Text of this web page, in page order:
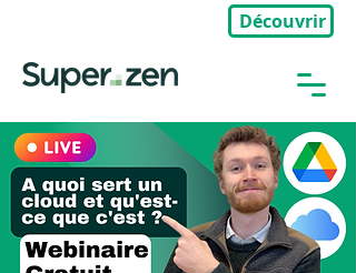
Découvrir